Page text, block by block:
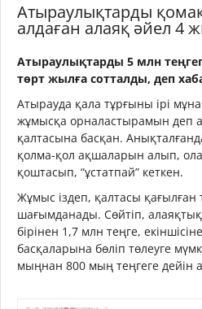
Атыраулықтарды
алдаған алаяқ әйел 4
Атыраулықтарды 5 млн
төрт жылға сотталды, деп
Атырауда қала тұрғыны ірі
жұмысқа орналастырамын деп
қалтасына басқан.
қолма-қол ақшаларын алып,
қоштасып, “ұстатпай” кеткен.
Жұмыс іздеп, қалтасы қағылған
шағымданады. Сөйтіп,
бірінен 1,7 млн теңге,
басқаларына бөліп төлеуге
мыңнан 800 мың теңгеге дейін